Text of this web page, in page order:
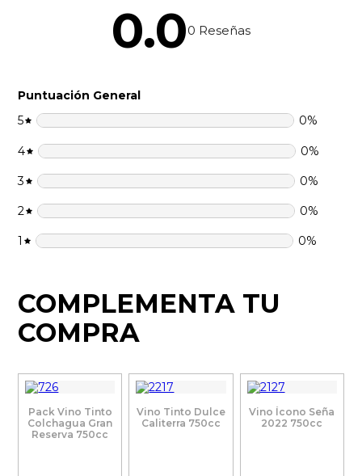
0.00 Reseñas
Puntuación General
5
0%
4 0%
3 0%
2 0%
1 0%
COMPLEMENTA TU
COMPRA
Pack Vino Tinto
Colchagua Gran
Reserva 750cc
Vino Ícono Seña
2022 750cc
Vino Tinto Dulce
Caliterra 750cc